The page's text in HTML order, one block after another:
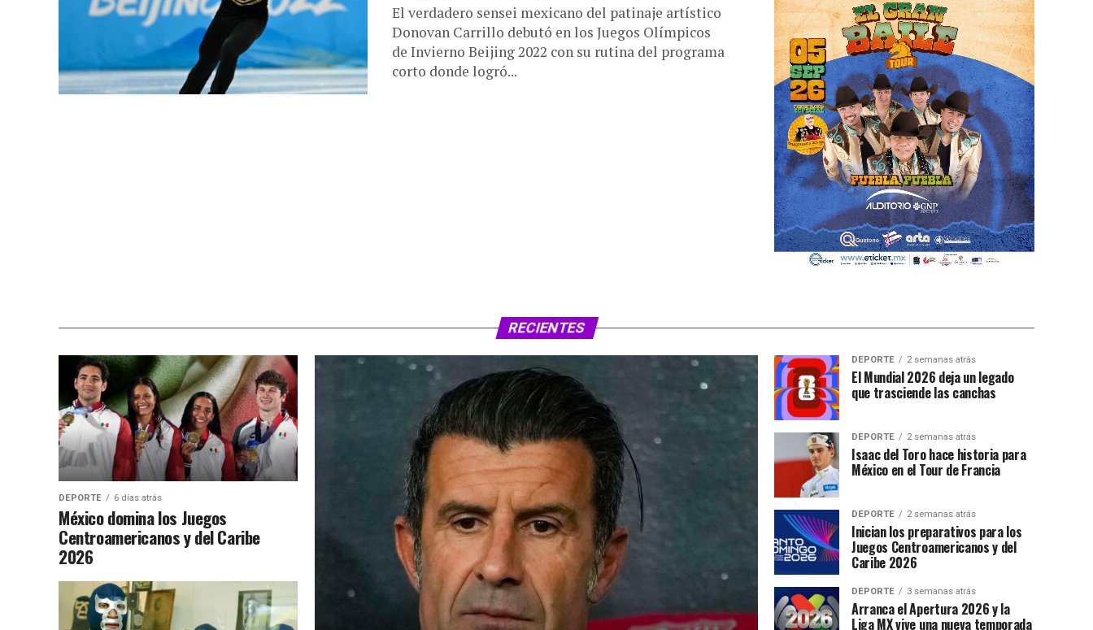
El verdadero sensei mexicano del patinaje artístico
Donovan Carrillo debutó en los Juegos Olímpicos
de Invierno Beijing 2022 con su rutina del programa
corto donde logró...
RECIENTES
DEPORTE 6 días atrás
México domina los Juegos
Centroamericanos y del Caribe
2026
DEPORTE 2 semanas atrás
El Mundial 2026 deja un legado
que trasciende las canchas
DEPORTE 2 semanas atrás
Isaac del Toro hace historia para
México en el Tour de Francia
DEPORTE 2 semanas atrás
Inician los preparativos para los
Juegos Centroamericanos y del
Caribe 2026
DEPORTE 3 semanas atrás
Arranca el Apertura 2026 y la
Liga MX vive una nueva temporada